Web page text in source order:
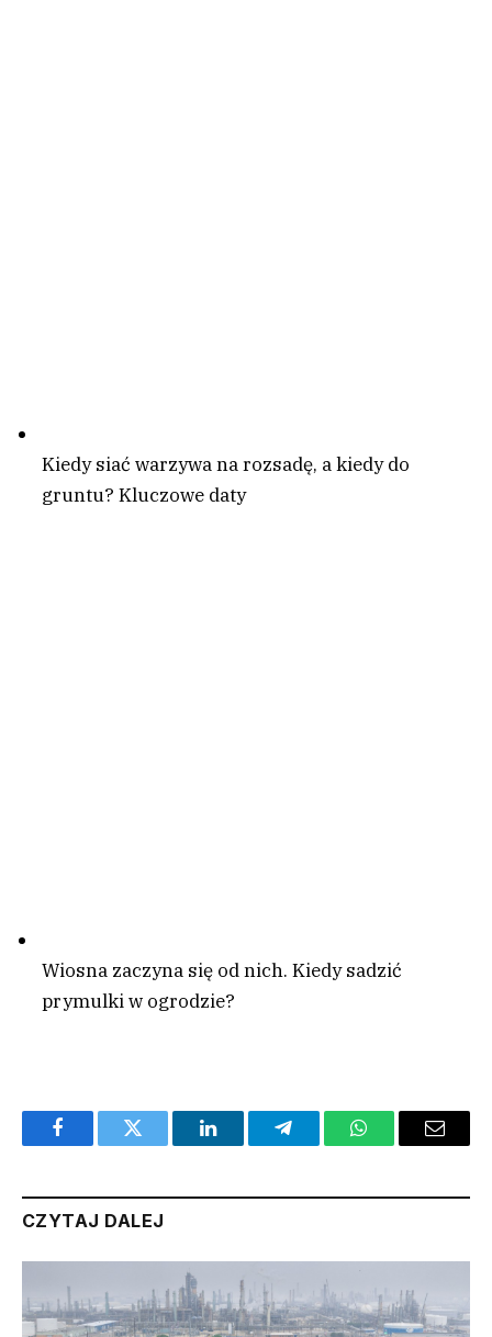
Kiedy siać warzywa na rozsadę, a kiedy do
gruntu? Kluczowe daty
Wiosna zaczyna się od nich. Kiedy sadzić
prymulki w ogrodzie?
FacebookTwitter LinkedInTelegramWhatsAppEmail
CZYTAJ DALEJ